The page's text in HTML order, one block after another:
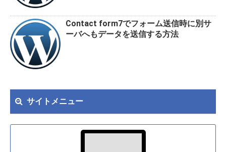
Contact form7でフォーム送信時に別サ
ーバへもデータを送信する方法
サイトメニュー